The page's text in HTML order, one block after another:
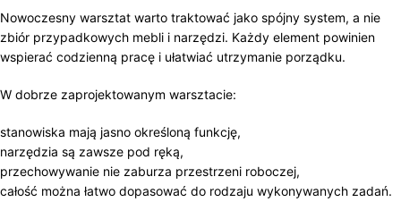
Nowoczesny warsztat warto traktować jako spójny system, a nie
zbiór przypadkowych mebli i narzędzi. Każdy element powinien
wspierać codzienną pracę i ułatwiać utrzymanie porządku.
W dobrze zaprojektowanym warsztacie:
stanowiska mają jasno określoną funkcję,
narzędzia są zawsze pod ręką,
przechowywanie nie zaburza przestrzeni roboczej,
całość można łatwo dopasować do rodzaju wykonywanych zadań.